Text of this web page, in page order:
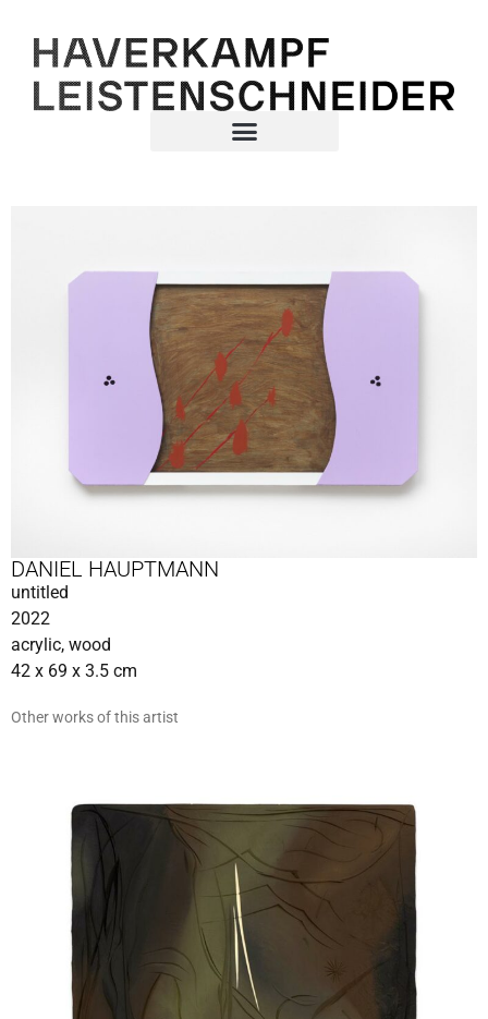
DANIEL HAUPTMANN
untitled
2022
acrylic, wood
42 x 69 x 3.5 cm
Other works of this artist